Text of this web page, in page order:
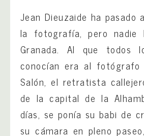
Jean Dieuzaide ha pasado
la fotografía, pero nadie
Granada. Al que todos
conocían era al fotógrafo
Salón, el retratista
de la capital de la
días, se ponía su babi de
su cámara en pleno